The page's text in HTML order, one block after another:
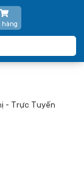
hàng
- Trực Tuyến